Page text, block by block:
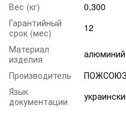
Вес (кг)
0,300
Гарантийный
срок (мес)
12
Материал
изделия
алюминий
Производитель
ПОЖСОЮЗ
Язык
документации